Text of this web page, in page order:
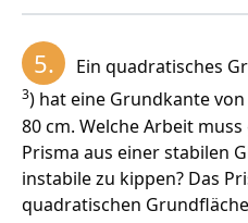
5. Ein quadratisches
3) hat eine Grundkante
80 cm. Welche Arbeit
Prisma aus einer stabilen
instabile zu kippen? Das
quadratischen